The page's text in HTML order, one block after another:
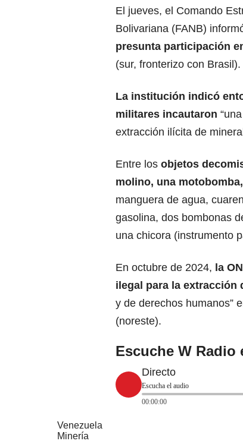
El jueves, el Comando
Bolivariana (FANB)
presunta participación
(sur, fronterizo con Brasil).
La institución indicó
militares incautaron
extracción ilícita de
Entre los objetos
molino, una
manguera de agua,
gasolina, dos bombonas
una chicora (instrumento
En octubre de 2024, la
ilegal para la extracción
y de derechos humanos”
(noreste).
Escuche W Radio
Directo
Escucha el audio
00:00:00
Venezuela
Minería